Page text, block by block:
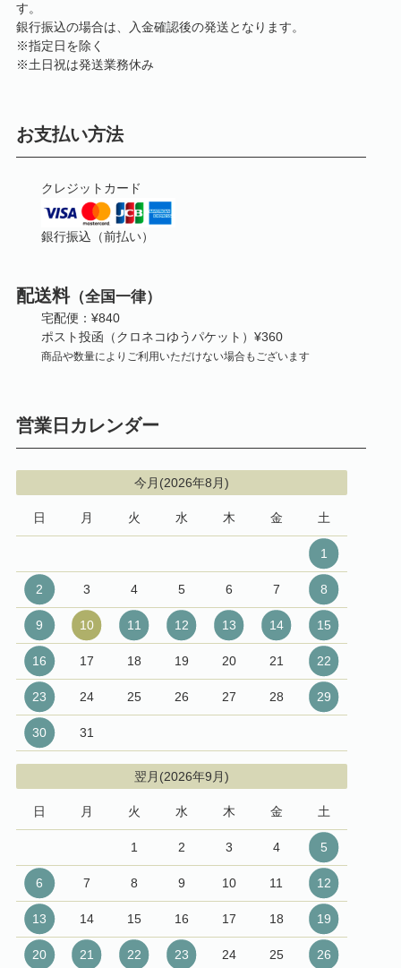
す。
銀行振込の場合は、入金確認後の発送となります。
※指定日を除く
※土日祝は発送業務休み
お支払い方法
クレジットカード
銀行振込（前払い）
配送料（全国一律）
宅配便：¥840
ポスト投函（クロネコゆうパケット）¥360
商品や数量によりご利用いただけない場合もございます
営業日カレンダー
今月(2026年8月)
日 月 火 水 木 金 土
1
2 3 4 5 6 7 8
9 10 11 12 13 14 15
16 17 18 19 20 21 22
23 24 25 26 27 28 29
30 31
翌月(2026年9月)
日 月 火 水 木 金 土
1 2 3 4 5
6 7 8 9 10 11 12
13 14 15 16 17 18 19
20 21 22 23 24 25 26